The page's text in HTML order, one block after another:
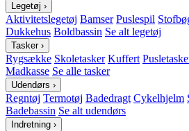
Legetøj ›
Aktivitetslegetøj Bamser Puslespil
Dukkehus Boldbassin Se alt legetøj
Tasker ›
Rygsække Skoletasker Kuffert
Madkasse Se alle tasker
Udendørs ›
Regntøj Termotøj Badedragt Cykelhjelm
Badebassin Se alt udendørs
Indretning ›